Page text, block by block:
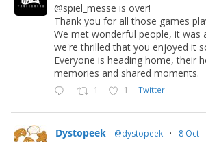
@spiel_messe is over!
Thank you for all those games
We met wonderful people, it was
we're thrilled that you enjoyed it
Everyone is heading home, their
memories and shared moments.
1 1 Twitter
Dystopeek @dystopeek · 8 Oct